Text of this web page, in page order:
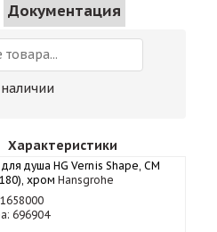
Документация
Характеристики
душа HG Vernis Shape, СМ
хром Hansgrohe
696904